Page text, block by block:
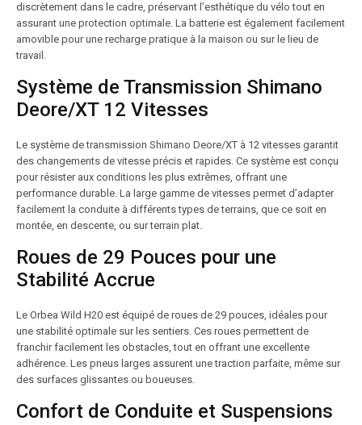
discrètement dans le cadre, préservant l’esthétique du vélo tout en
assurant une protection optimale. La batterie est également facilement
amovible pour une recharge pratique à la maison ou sur le lieu de
travail.
Système de Transmission Shimano
Deore/XT 12 Vitesses
Le système de transmission Shimano Deore/XT à 12 vitesses garantit
des changements de vitesse précis et rapides. Ce système est conçu
pour résister aux conditions les plus extrêmes, offrant une
performance durable. La large gamme de vitesses permet d’adapter
facilement la conduite à différents types de terrains, que ce soit en
montée, en descente, ou sur terrain plat.
Roues de 29 Pouces pour une
Stabilité Accrue
Le Orbea Wild H20 est équipé de roues de 29 pouces, idéales pour
une stabilité optimale sur les sentiers. Ces roues permettent de
franchir facilement les obstacles, tout en offrant une excellente
adhérence. Les pneus larges assurent une traction parfaite, même sur
des surfaces glissantes ou boueuses.
Confort de Conduite et Suspensions